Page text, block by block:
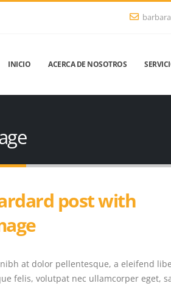
INICIO ACERCA DE NOSOTROS
post with
at dolor pellentesque, a eleifend
felis, volutpat nec ullamcorper eget,